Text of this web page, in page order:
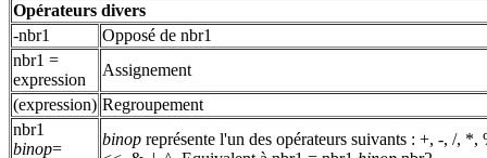
Opérateurs divers
-nbr1
Opposé de nbr1
nbr1 =
expression
Assignement
(expression) Regroupement
nbr1
binop=
binop représente l'un des opérateurs suivants : +, -, /, *,